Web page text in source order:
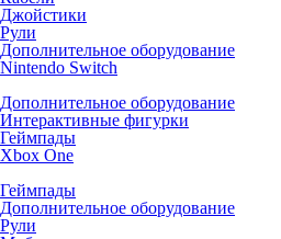
Джойстики
Рули
Дополнительное оборудование
Nintendo Switch
Дополнительное оборудование
Интерактивные фигурки
Геймпады
Xbox One
Геймпады
Дополнительное оборудование
Рули